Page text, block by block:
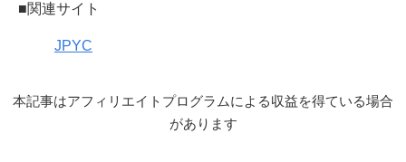
■関連サイト
JPYC
本記事はアフィリエイトプログラムによる収益を得ている場合
があります